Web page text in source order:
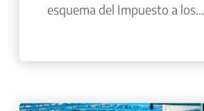
esquema del Impuesto a los...